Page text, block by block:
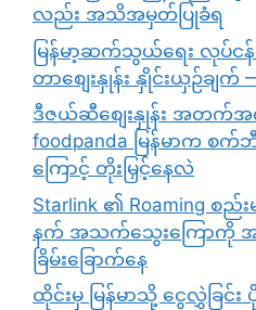
လည်း အသိအမှတ်ပြုခံရ
မြန်မာ့ဆက်သွယ်ရေး လုပ်ငန်
တာစျေးနှုန်း နှိုင်းယှဉ်ချက်
ဒီဇယ်ဆီစျေးနှုန်း အတက်အကျ
foodpanda မြန်မာက စ
ကြောင့် တိုးမြှင့်နေလဲ
Starlink ၏ Roaming စည်
နက် အသက်သွေးကြောကို အခ
ခြိမ်းခြောက်နေ
ထိုင်းမှ မြန်မာသို့ ငွေလွှဲခြင်